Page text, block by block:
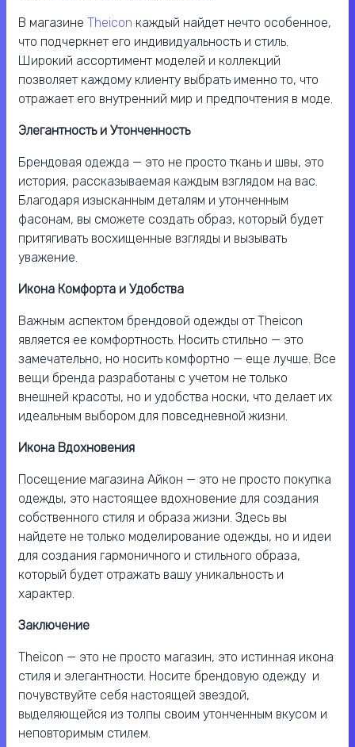
В магазине Theicon каждый найдет нечто особенное,
что подчеркнет его индивидуальность и стиль.
Широкий ассортимент моделей и коллекций
позволяет каждому клиенту выбрать именно то, что
отражает его внутренний мир и предпочтения в моде.
Элегантность и Утонченность
Брендовая одежда — это не просто ткань и швы, это
история, рассказываемая каждым взглядом на вас.
Благодаря изысканным деталям и утонченным
фасонам, вы сможете создать образ, который будет
притягивать восхищенные взгляды и вызывать
уважение.
Икона Комфорта и Удобства
Важным аспектом брендовой одежды от Theicon
является ее комфортность. Носить стильно — это
замечательно, но носить комфортно — еще лучше. Все
вещи бренда разработаны с учетом не только
внешней красоты, но и удобства носки, что делает их
идеальным выбором для повседневной жизни.
Икона Вдохновения
Посещение магазина Айкон — это не просто покупка
одежды, это настоящее вдохновение для создания
собственного стиля и образа жизни. Здесь вы
найдете не только моделирование одежды, но и идеи
для создания гармоничного и стильного образа,
который будет отражать вашу уникальность и
характер.
Заключение
Theicon — это не просто магазин, это истинная икона
стиля и элегантности. Носите брендовую одежду и
почувствуйте себя настоящей звездой,
выделяющейся из толпы своим утонченным вкусом и
неповторимым стилем.